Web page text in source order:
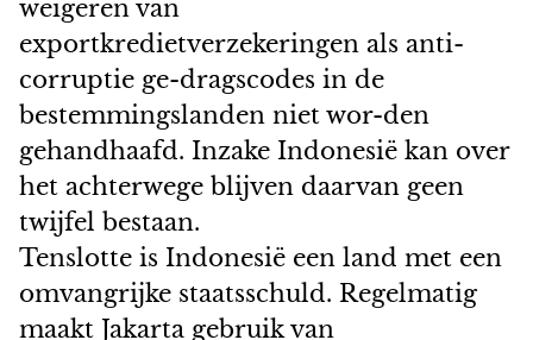
weigeren van
exportkredietverzekeringen als anti-
corruptie ge-dragscodes in de
bestemmingslanden niet wor-den
gehandhaafd. Inzake Indonesië kan over
het achterwege blijven daarvan geen
twijfel bestaan.
Tenslotte is Indonesië een land met een
omvangrijke staatsschuld. Regelmatig
maakt Jakarta gebruik van